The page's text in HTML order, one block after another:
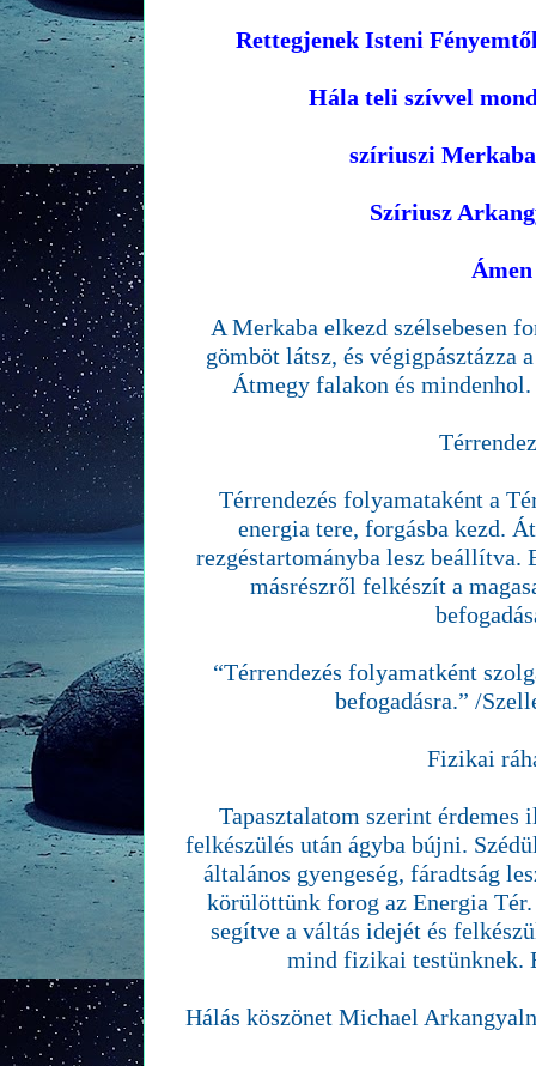
Rettegjenek Isteni
Hála teli szívvel
szíriuszi
Szíriusz
Ámen
A Merkaba elkezd szélsebesen
gömböt látsz, és végigpásztázza
Átmegy falakon és
Térrendezés folyamataként a
energia tere, forgásba kezd.
rezgéstartományba lesz beállítva.
másrészről felkészít a
“Térrendezés folyamatként
befogadásra.” /
Fizikai
Tapasztalatom szerint
felkészülés után ágyba bújni.
általános gyengeség, fáradtság
körülöttünk forog az Energia
segítve a váltás idejét és
mind fizikai testünknek.
Hálás köszönet Michael